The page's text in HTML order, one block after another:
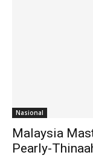
Nasional
Malaysia
Pearly-